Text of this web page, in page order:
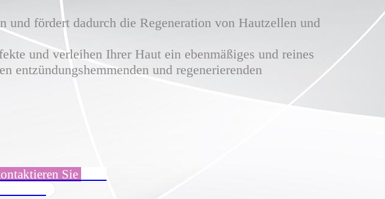
und fördert dadurch die Regeneration von Hautzellen und
und verleihen Ihrer Haut ein ebenmäßiges und reines
entzündungshemmenden und regenerierenden
Sie uns !